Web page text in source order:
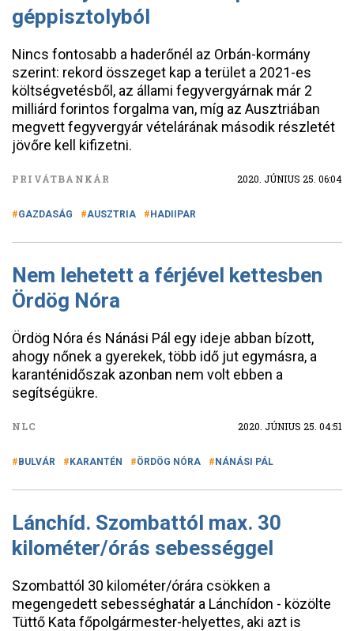
géppisztolyból
Nincs fontosabb a haderőnél az Orbán-kormány
szerint: rekord összeget kap a terület a 2021-es
költségvetésből, az állami fegyvergyárnak már 2
milliárd forintos forgalma van, míg az Ausztriában
megvett fegyvergyár vételárának második részletét
jövőre kell kifizetni.
PRIVÁTBANKÁR 2020. JÚNIUS 25. 06:04
GAZDASÁG AUSZTRIA HADIIPAR
Nem lehetett a férjével kettesben
Ördög Nóra
Ördög Nóra és Nánási Pál egy ideje abban bízott,
ahogy nőnek a gyerekek, több idő jut egymásra, a
karanténidőszak azonban nem volt ebben a
segítségükre.
NLC 2020. JÚNIUS 25. 04:51
BULVÁR KARANTÉN ÖRDÖG NÓRA NÁNÁSI PÁL
Lánchíd. Szombattól max. 30
kilométer/órás sebességgel
Szombattól 30 kilométer/órára csökken a
megengedett sebességhatár a Lánchídon - közölte
Tüttő Kata főpolgármester-helyettes, aki azt is